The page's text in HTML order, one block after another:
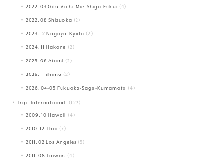
2022.03 Gifu-Aichi-Mie-Shiga-Fukui (4)
2022.08 Shizuoka (2)
2023.12 Nagoya-Kyoto (2)
2024.11 Hakone (2)
2025.06 Atami (2)
2025.11 Shima (2)
2026.04-05 Fukuoka-Saga-Kumamoto (4)
Trip -International- (122)
2009.10 Hawaii (4)
2010.12 Thai (7)
2011.02 Los Angeles (5)
2011.08 Taiwan (4)